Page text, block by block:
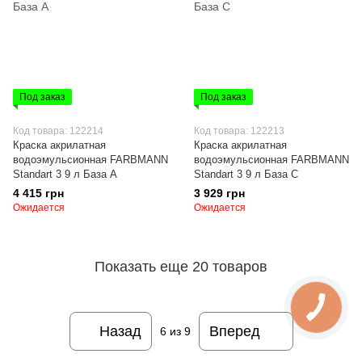
Под заказ
Код товара: 122214
Краска акрилатная
водоэмульсионная FARBMANN
Standart 3 9 л База А
4 415 грн
Ожидается
Под заказ
Код товара: 122213
Краска акрилатная
водоэмульсионная FARBMANN
Standart 3 9 л База С
3 929 грн
Ожидается
Показать еще 20 товаров
Назад 6из 9 Вперед